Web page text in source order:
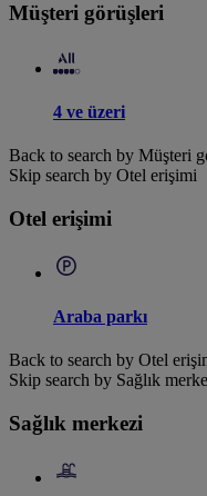
Müşteri görüşleri
4 ve üzeri
Back to search by Müşteri
Skip search by Otel erişimi
Otel erişimi
Araba parkı
Back to search by Otel
Skip search by Sağlık
Sağlık merkezi